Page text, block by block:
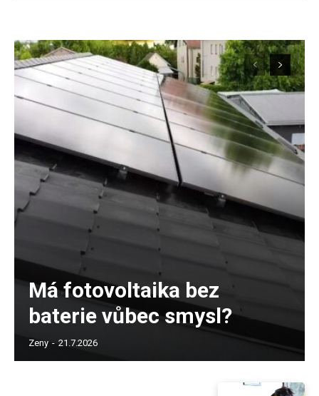
Má fotovoltaika bez
baterie vůbec smysl?
Zeny - 21.7.2026